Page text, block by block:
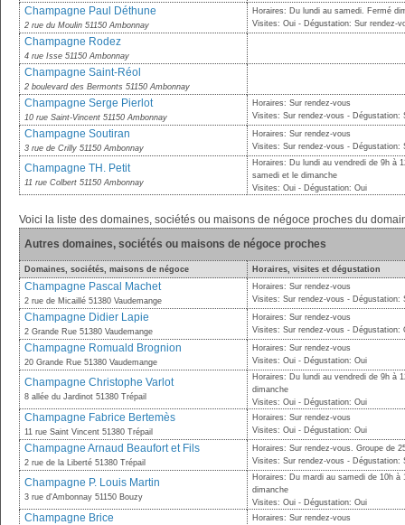
Champagne Paul Déthune
2 rue du Moulin 51150 Ambonnay
Horaires: Du lundi au samedi. Fermé
Visites: Oui - Dégustation: Sur rendez-
Champagne Rodez
4 rue Isse 51150 Ambonnay
Champagne Saint-Réol
2 boulevard des Bermonts 51150 Ambonnay
Champagne Serge Pierlot
10 rue Saint-Vincent 51150 Ambonnay
Horaires: Sur rendez-vous
Visites: Sur rendez-vous - Dégustation:
Champagne Soutiran
3 rue de Crilly 51150 Ambonnay
Horaires: Sur rendez-vous
Visites: Sur rendez-vous - Dégustation:
Champagne TH. Petit
11 rue Colbert 51150 Ambonnay
Horaires: Du lundi au vendredi de 9h à
samedi et le dimanche
Visites: Oui - Dégustation: Oui
Voici la liste des domaines, sociétés ou maisons de négoce proches du
Autres domaines, sociétés ou maisons de négoce proches
Domaines, sociétés, maisons de négoce Horaires, visites et dégustation
Champagne Pascal Machet
2 rue de Micaillé 51380 Vaudemange
Horaires: Sur rendez-vous
Visites: Sur rendez-vous - Dégustation:
Champagne Didier Lapie
2 Grande Rue 51380 Vaudemange
Horaires: Sur rendez-vous
Visites: Sur rendez-vous - Dégustation:
Champagne Romuald Brognion
20 Grande Rue 51380 Vaudemange
Horaires: Sur rendez-vous
Visites: Oui - Dégustation: Oui
Champagne Christophe Varlot
8 allée du Jardinot 51380 Trépail
Horaires: Du lundi au vendredi de 9h à
dimanche
Visites: Oui - Dégustation: Oui
Champagne Fabrice Bertemès
11 rue Saint Vincent 51380 Trépail
Horaires: Sur rendez-vous
Visites: Oui - Dégustation: Oui
Champagne Arnaud Beaufort et Fils
2 rue de la Liberté 51380 Trépail
Horaires: Sur rendez-vous. Groupe de
Visites: Sur rendez-vous - Dégustation:
Champagne P. Louis Martin
3 rue d'Ambonnay 51150 Bouzy
Horaires: Du mardi au samedi de 10h
dimanche
Visites: Oui - Dégustation: Oui
Champagne Brice
Horaires: Sur rendez-vous